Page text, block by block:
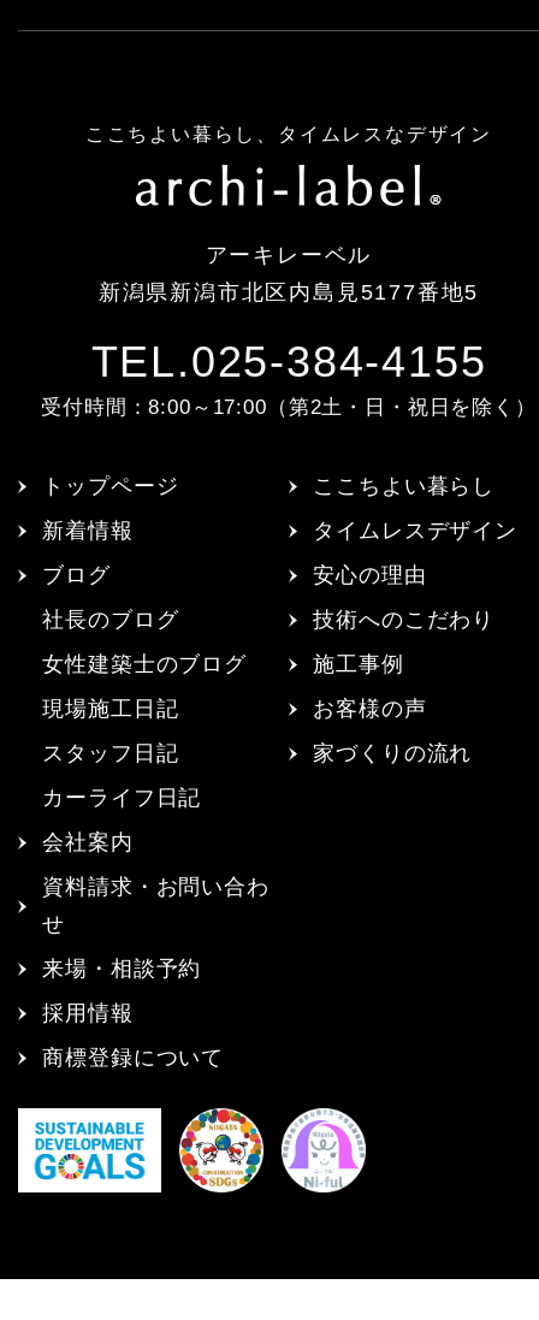
ここちよい暮らし、タイムレスなデザイン
アーキレーベル
新潟県新潟市北区内島見5177番地5
TEL.025-384-4155
受付時間：8:00～17:00（第2土・日・祝日を除く）
トップページ
新着情報
ブログ
社長のブログ
女性建築士のブログ
現場施工日記
スタッフ日記
カーライフ日記
ここちよい暮らし
タイムレスデザイン
安心の理由
技術へのこだわり
施工事例
お客様の声
家づくりの流れ
会社案内
資料請求・お問い合わ
せ
来場・相談予約
採用情報
商標登録について